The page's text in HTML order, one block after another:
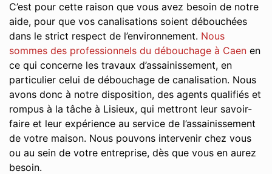
C’est pour cette raison que vous avez besoin de notre
aide, pour que vos canalisations soient débouchées
dans le strict respect de l’environnement. Nous
sommes des professionnels du débouchage à Caen en
ce qui concerne les travaux d’assainissement, en
particulier celui de débouchage de canalisation. Nous
avons donc à notre disposition, des agents qualifiés et
rompus à la tâche à Lisieux, qui mettront leur savoir-
faire et leur expérience au service de l’assainissement
de votre maison. Nous pouvons intervenir chez vous
ou au sein de votre entreprise, dès que vous en aurez
besoin.